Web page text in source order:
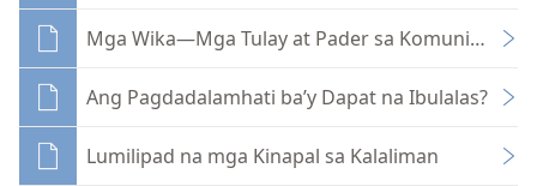
Mga Wika—Mga Tulay at Pader sa Komunikasyon
Ang Pagdadalamhati ba’y Dapat na Ibulalas?
Lumilipad na mga Kinapal sa Kalaliman